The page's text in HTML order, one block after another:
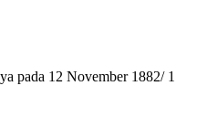
pada 12 November 1882/ 1